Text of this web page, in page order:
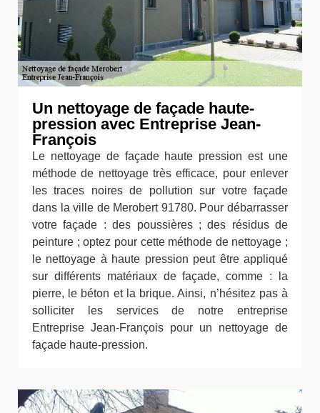
Un nettoyage de façade haute-
pression avec Entreprise Jean-
François
Le nettoyage de façade haute pression est une
méthode de nettoyage très efficace, pour enlever
les traces noires de pollution sur votre façade
dans la ville de Merobert 91780. Pour débarrasser
votre façade : des poussières ; des résidus de
peinture ; optez pour cette méthode de nettoyage ;
le nettoyage à haute pression peut être appliqué
sur différents matériaux de façade, comme : la
pierre, le béton et la brique. Ainsi, n’hésitez pas à
solliciter les services de notre entreprise
Entreprise Jean-François pour un nettoyage de
façade haute-pression.